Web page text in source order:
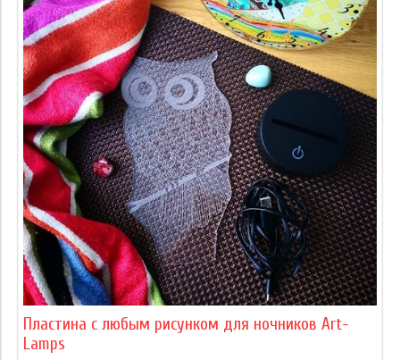
Пластина с любым рисунком для ночников Art-
Lamps